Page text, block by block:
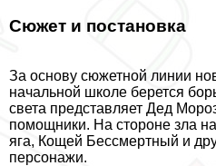
Сюжет и постановка
За основу сюжетной линии
начальной школе берется
света представляет Дед
помощники. На стороне зла
яга, Кощей Бесcмepтный и
персонажи.